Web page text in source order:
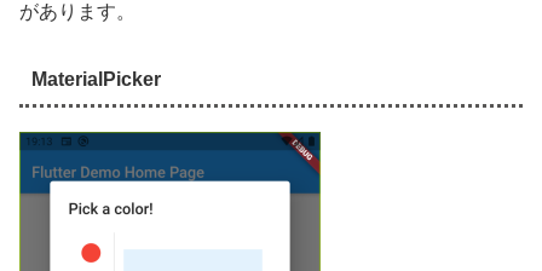
があります。
MaterialPicker